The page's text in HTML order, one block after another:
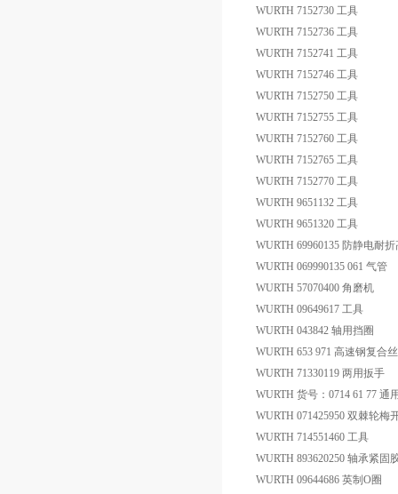
WURTH 7152730 工具
WURTH 7152736 工具
WURTH 7152741 工具
WURTH 7152746 工具
WURTH 7152750 工具
WURTH 7152755 工具
WURTH 7152760 工具
WURTH 7152765 工具
WURTH 7152770 工具
WURTH 9651132 工具
WURTH 9651320 工具
WURTH 69960135 防静电耐
WURTH 069990135 061 气管
WURTH 57070400 角磨机
WURTH 09649617 工具
WURTH 043842 轴用挡圈
WURTH 653 971 高速钢复合
WURTH 71330119 两用扳手
WURTH 货号：0714 61 77 通
WURTH 071425950 双棘轮梅
WURTH 714551460 工具
WURTH 893620250 轴承紧固
WURTH 09644686 英制O圈